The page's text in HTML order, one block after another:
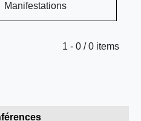
Limite de la pagination
1 - 0 / 0 items